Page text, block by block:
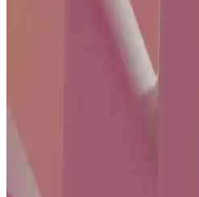
55 inç 4K QLED akıllı televizyonlar,
renkler ve gelişmiş bağlantı
seviyeye taşır. Geniş ekran ve akıllı
ihtiyaçlarına uygun çözümler sunar.
Samsung Televizyon
Kullanım Alanlarına Göre
özellikler içerir.